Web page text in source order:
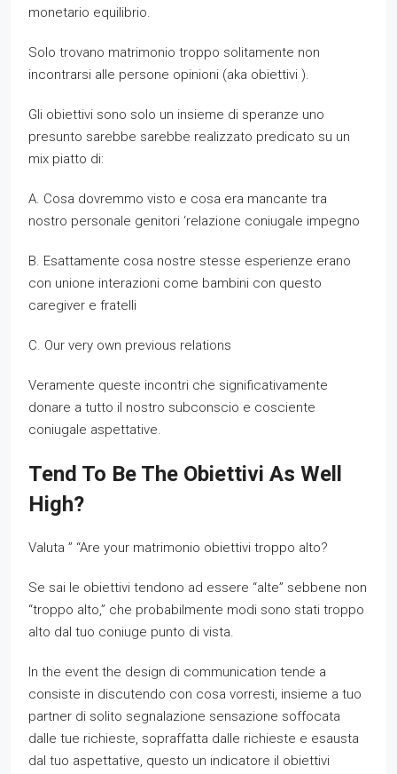
monetario equilibrio.
Solo trovano matrimonio troppo solitamente non
incontrarsi alle persone opinioni (aka obiettivi ).
Gli obiettivi sono solo un insieme di speranze uno
presunto sarebbe sarebbe realizzato predicato su un
mix piatto di:
A. Cosa dovremmo visto e cosa era mancante tra
nostro personale genitori ‘relazione coniugale impegno
B. Esattamente cosa nostre stesse esperienze erano
con unione interazioni come bambini con questo
caregiver e fratelli
C. Our very own previous relations
Veramente queste incontri che significativamente
donare a tutto il nostro subconscio e cosciente
coniugale aspettative.
Tend To Be The Obiettivi As Well
High?
Valuta ” “Are your matrimonio obiettivi troppo alto?
Se sai le obiettivi tendono ad essere “alte” sebbene non
“troppo alto,” che probabilmente modi sono stati troppo
alto dal tuo coniuge punto di vista.
In the event the design di communication tende a
consiste in discutendo con cosa vorresti, insieme a tuo
partner di solito segnalazione sensazione soffocata
dalle tue richieste, sopraffatta dalle richieste e esausta
dal tuo aspettative, questo un indicatore il obiettivi